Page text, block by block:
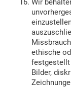
Wir
ethische
festgestellt
Bilder,